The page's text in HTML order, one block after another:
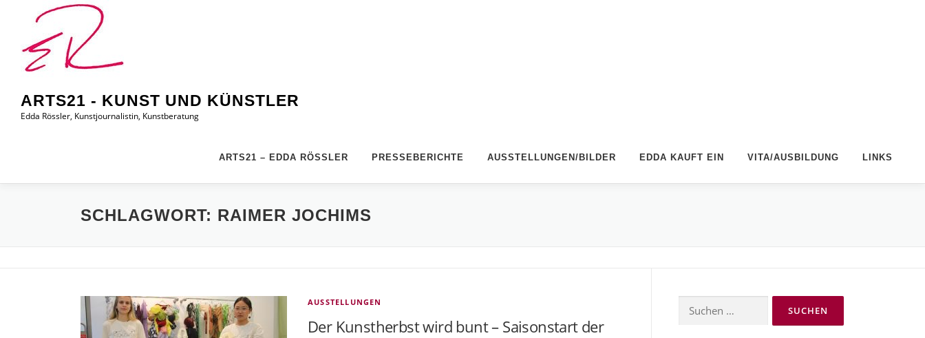
springen
ARTS21 - KUNST UND KÜNSTLER
Edda Rössler, Kunstjournalistin, Kunstberatung
ARTS21 – EDDA RÖSSLER PRESSEBERICHTE AUSSTELLUNGEN/BILDER EDDA KAUFT EIN VITA/AUSBILDUNG LINKS
SCHLAGWORT: RAIMER JOCHIMS
AUSSTELLUNGEN
Der Kunstherbst wird bunt – Saisonstart der
Suchen
nach: